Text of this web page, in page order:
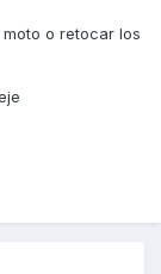
o retocar los